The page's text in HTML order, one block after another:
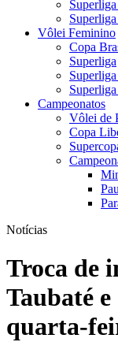
Vôlei Feminino
Copa
Superliga
Campeonatos
Vôlei de
Copa
Notícias
Troca de
Taubaté e
quarta-